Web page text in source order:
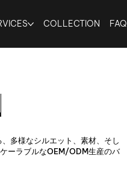
COLLECTION FAQ
多様なシルエット、素材、そし
ーラブルなOEM/ODM生産のバ